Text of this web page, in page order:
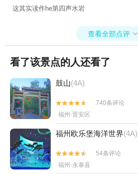
这其实读作he第四声水岩
查看全部点评 
看了该景点的人还看了
鼓山(4A)


740条评论
福州·晋安区
福州欧乐堡海洋世界(4A)


54条评论
福州·永泰县